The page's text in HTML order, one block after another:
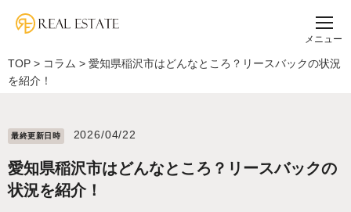
メニュー
TOP > コラム > 愛知県稲沢市はどんなところ？リースバックの状況
を紹介！
最終更新⽇時 2026/04/22
愛知県稲沢市はどんなところ？リースバックの
状況を紹介！